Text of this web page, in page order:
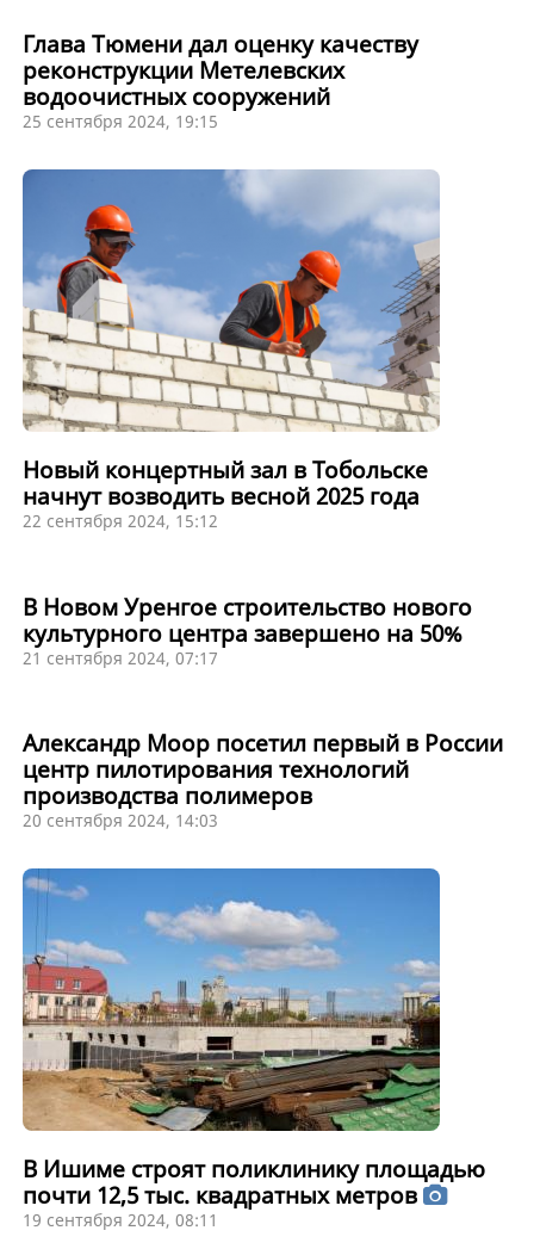
Глава Тюмени дал оценку качеству
реконструкции Метелевских
водоочистных сооружений
25 сентября 2024, 19:15
Новый концертный зал в Тобольске
начнут возводить весной 2025 года
22 сентября 2024, 15:12
В Новом Уренгое строительство нового
культурного центра завершено на 50%
21 сентября 2024, 07:17
Александр Моор посетил первый в России
центр пилотирования технологий
производства полимеров
20 сентября 2024, 14:03
В Ишиме строят поликлинику площадью
почти 12,5 тыс. квадратных метров
19 сентября 2024, 08:11